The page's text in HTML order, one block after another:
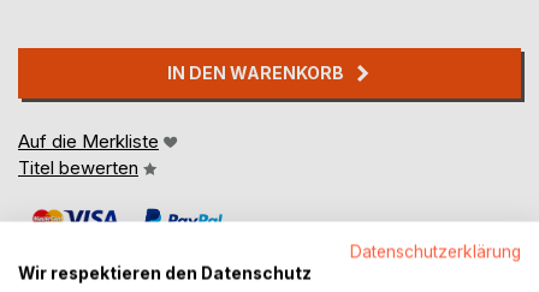
IN DEN WARENKORB
Auf die Merkliste
Titel bewerten
Datenschutzerklärung
Wir respektieren den Datenschutz